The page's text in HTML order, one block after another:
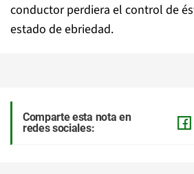
conductor perdiera el control de
estado de ebriedad.
Comparte esta nota en
redes sociales: